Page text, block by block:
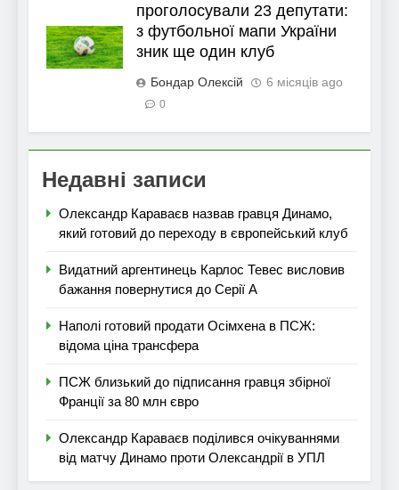
проголосували 23 депутати:
з футбольної мапи України
зник ще один клуб
Бондар Олексій 6 місяців ago
0
Недавні записи
Олександр Караваєв назвав гравця Динамо,
який готовий до переходу в європейський клуб
Видатний аргентинець Карлос Тевес висловив
бажання повернутися до Серії А
Наполі готовий продати Осімхена в ПСЖ:
відома ціна трансфера
ПСЖ близький до підписання гравця збірної
Франції за 80 млн євро
Олександр Караваєв поділився очікуваннями
від матчу Динамо проти Олександрії в УПЛ